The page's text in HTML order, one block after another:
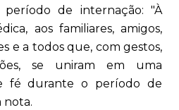
de internação: "À
aos familiares, amigos,
e a todos que, com gestos,
se uniram em uma
fé durante o período de
nota.